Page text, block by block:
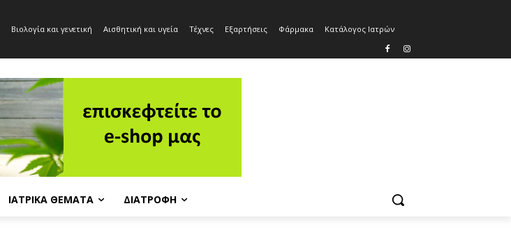
Βιολογία και γενετική Αισθητική και υγεία Τέχνες Εξαρτήσεις Φάρμακα Κατάλογος Ιατρών
ΙΑΤΡΙΚΆ ΘΈΜΑΤΑ ΔΙΑΤΡΟΦΉ